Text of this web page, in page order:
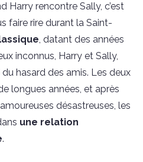
Harry rencontre Sally, c’est
faire rire durant la Saint-
, datant des années
inconnus, Harry et Sally,
hasard des amis. Les deux
longues années, et après
désastreuses, les
une relation
.